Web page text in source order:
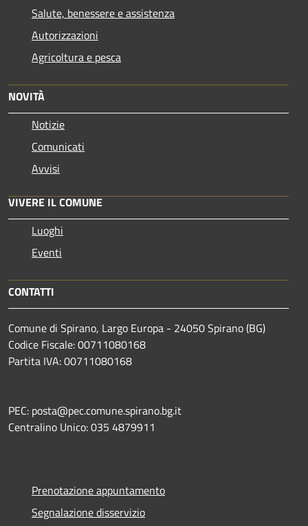
Salute, benessere e assistenza
Autorizzazioni
Agricoltura e pesca
NOVITÀ
Notizie
Comunicati
Avvisi
VIVERE IL COMUNE
Luoghi
Eventi
CONTATTI
Comune di Spirano, Largo Europa - 24050 Spirano (BG)
Codice Fiscale: 00711080168
Partita IVA: 00711080168
PEC: posta@pec.comune.spirano.bg.it
Centralino Unico: 035 4879911
Prenotazione appuntamento
Segnalazione disservizio